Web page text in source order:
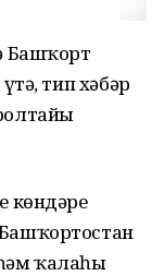
Башҡорт
тип хәбәр
көндәре
ҡалаһы